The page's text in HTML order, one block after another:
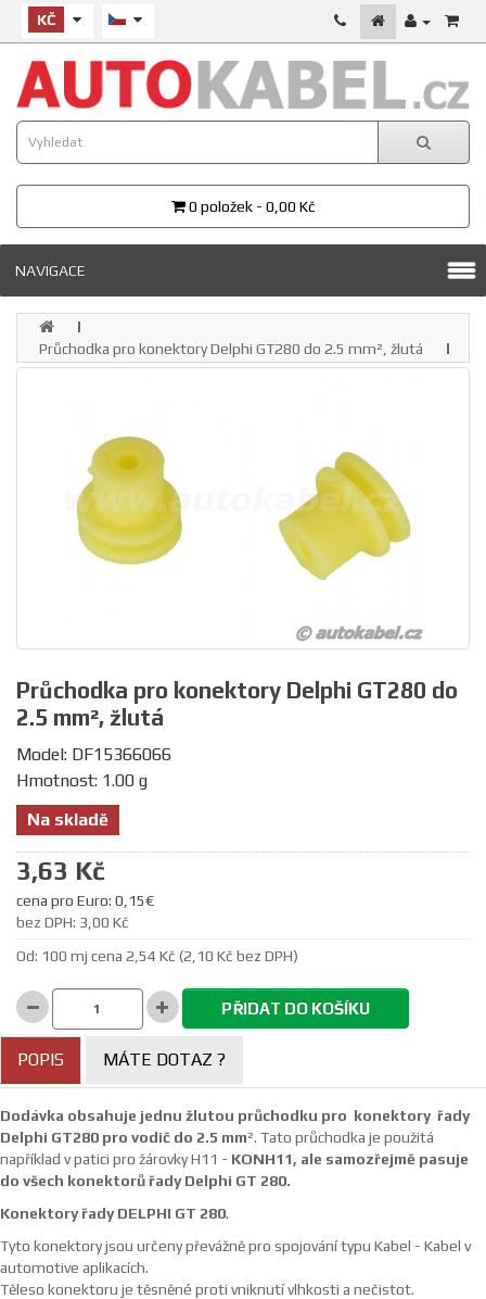
KČ
0 položek - 0,00 Kč
NAVIGACE
Průchodka pro konektory Delphi GT280 do 2.5 mm², žlutá
Průchodka pro konektory Delphi GT280 do
2.5 mm², žlutá
Model: DF15366066
Hmotnost: 1.00 g
Na skladě
3,63 Kč
cena pro Euro: 0,15€
bez DPH: 3,00 Kč
Od: 100 mj cena 2,54 Kč (2,10 Kč bez DPH)
PŘIDAT DO KOŠÍKU
POPIS MÁTE DOTAZ ?
Dodávka obsahuje jednu žlutou průchodku pro konektory řady
Delphi GT280 pro vodič do 2.5 mm². Tato průchodka je použitá
například v patici pro žárovky H11 - KONH11, ale samozřejmě pasuje
do všech konektorů řady Delphi GT 280.
Konektory řady DELPHI GT 280.
Tyto konektory jsou určeny převážně pro spojování typu Kabel - Kabel v
automotive aplikacích.
Těleso konektoru je těsněné proti vniknutí vlhkosti a nečistot.